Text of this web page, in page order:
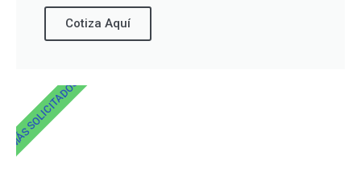
Cotiza Aquí
MÁS SOLICITADOS